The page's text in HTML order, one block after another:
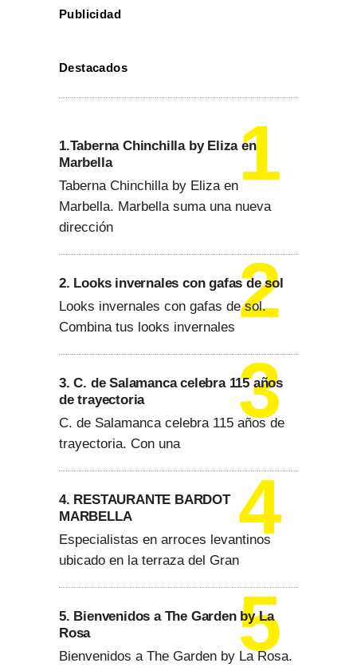
Publicidad
Destacados
1.Taberna Chinchilla by Eliza en
Marbella
Taberna Chinchilla by Eliza en
Marbella. Marbella suma una nueva
dirección
2. Looks invernales con gafas de sol
Looks invernales con gafas de sol.
Combina tus looks invernales
3. C. de Salamanca celebra 115 años
de trayectoria
C. de Salamanca celebra 115 años de
trayectoria. Con una
4. RESTAURANTE BARDOT
MARBELLA
Especialistas en arroces levantinos
ubicado en la terraza del Gran
5. Bienvenidos a The Garden by La
Rosa
Bienvenidos a The Garden by La Rosa.